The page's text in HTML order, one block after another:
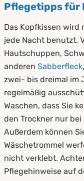
Pflegetipps für
Das Kopfkissen wird
jede Nacht benutzt.
Hautschuppen,
anderen Sabberfleck
zwei- bis dreimal im
regelmäßig
Waschen, dass Sie
den Trockner nur
Außerdem können
Wäschetrommel
nicht verklebt.
Pflegehinweise auf